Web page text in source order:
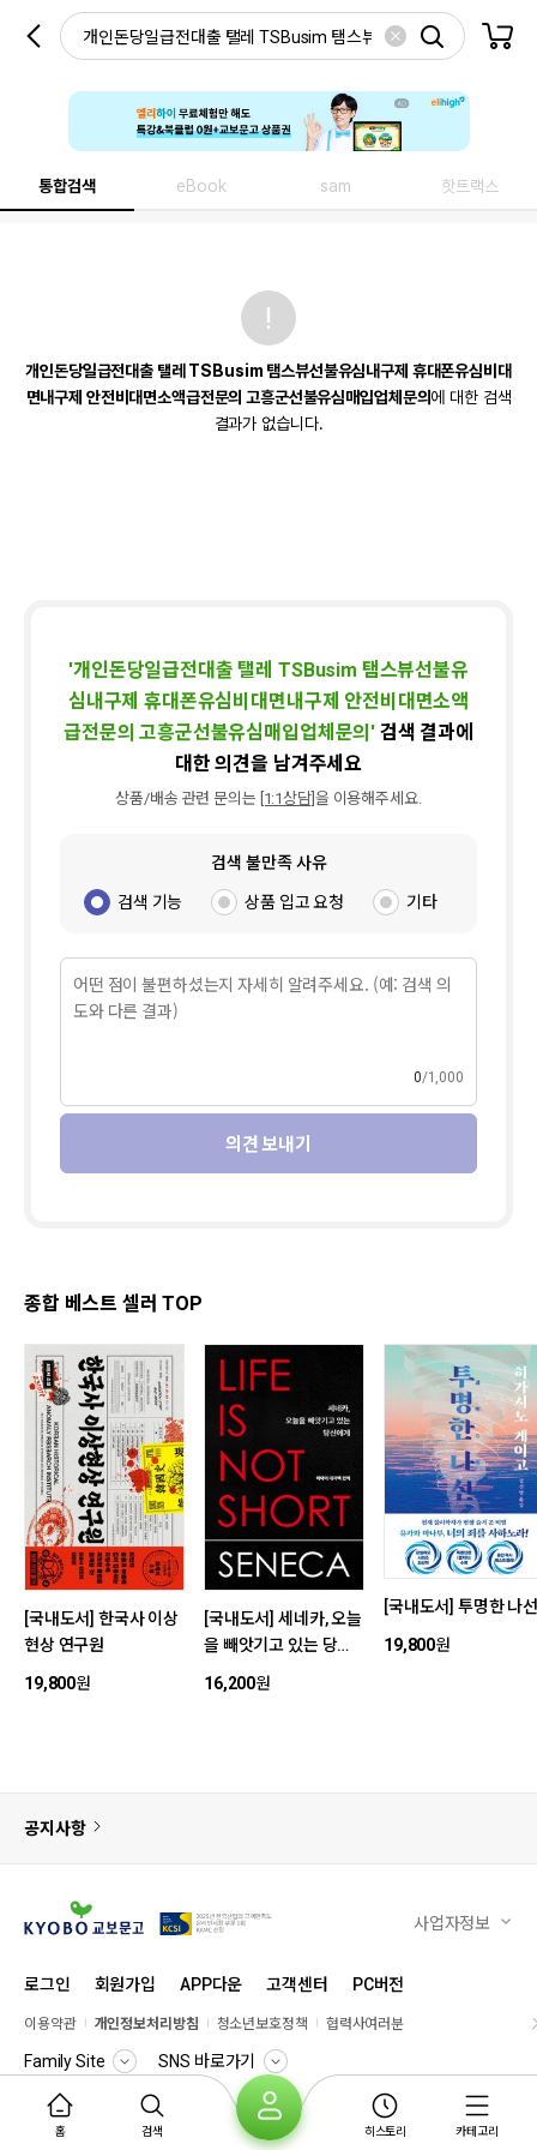
통합검색 eBook sam 핫트랙스
개인돈당일급전대출 탤레 TSBusim 탬스뷰선불유심내구제 휴대폰유심비대
면내구제 안전비대면소액급전문의 고흥군선불유심매입업체문의에 대한 검색
결과가 없습니다.
'개인돈당일급전대출 탤레 TSBusim 탬스뷰선불유
심내구제 휴대폰유심비대면내구제 안전비대면소액
급전문의 고흥군선불유심매입업체문의 ' 검색 결과에
대한 의견을 남겨주세요
상품/배송 관련 문의는 [1:1상담] 을 이용해주세요.
검색 불만족 사유
검색 기능 상품 입고 요청 기타
0 1,000
의견 보내기
종합 베스트 셀러 TOP
[국내도서] 한국사 이상
현상 연구원
19,800원
[국내도서] 세네카, 오늘
을 빼앗기고 있는 당신
16,200원
[국내도서] 투명한 나
19,800원
공지사항
사업자정보
로그인 회원가입 APP다운 고객센터 PC버전
이용약관 개인정보처리방침 청소년보호정책 협력사여러분
Family Site SNS 바로가기
© KYOBO BOOK CENTRE
홈 검색 히스토리 카테고리